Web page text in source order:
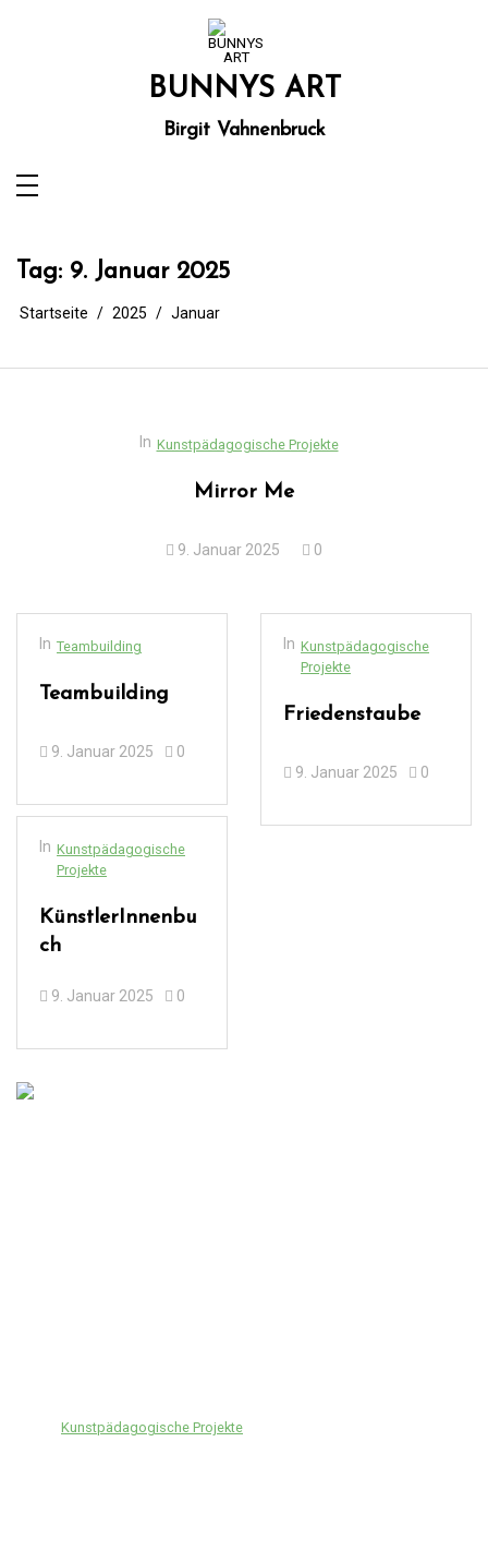
BUNNYS ART
Birgit Vahnenbruck
Tag: 9. Januar 2025
Startseite 2025 Januar
In Kunstpädagogische Projekte
Mirror Me
9. Januar 2025 0
In Teambuilding
Teambuilding
9. Januar 2025 0
In Kunstpädagogische
Projekte
KünstlerInnenbu
ch
9. Januar 2025 0
In Kunstpädagogische
Projekte
Friedenstaube
9. Januar 2025 0
Kunstpädagogische Projekte